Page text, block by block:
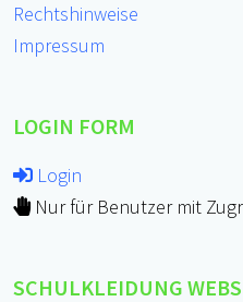
Rechtshinweise
Impressum
LOGIN FORM
Login
Nur für Benutzer mit
SCHULKLEIDUNG